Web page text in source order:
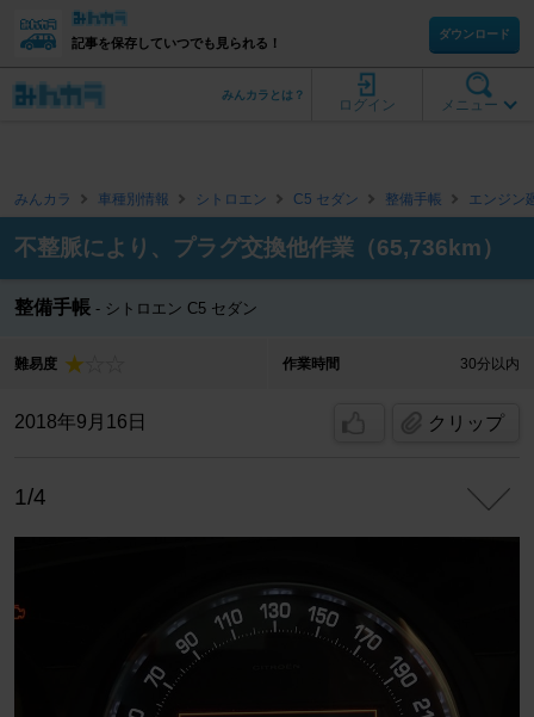
記事を保存していつでも見られる！
ダウンロード
メニュー
ログイン
みんカラとは？
みんカラ 車種別情報 シトロエン C5 セダン 整備手帳 エンジン
不整脈により、プラグ交換他作業（65,736km）
整備手帳 シトロエン C5 セダン
難易度 作業時間 30分以内
2018年9月16日 クリップ
1/4